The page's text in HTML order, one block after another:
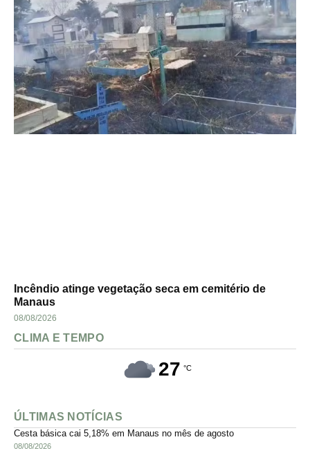
Incêndio atinge vegetação seca em cemitério de
Manaus
08/08/2026
CLIMA E TEMPO
27 °C
ÚLTIMAS NOTÍCIAS
Cesta básica cai 5,18% em Manaus no mês de agosto
08/08/2026